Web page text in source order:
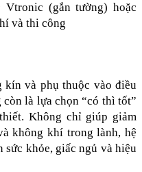
Vtronic (gắn tường) hoặc
và thi công
kín và phụ thuộc vào điều
là lựa chọn “có thì tốt”
Không chỉ giúp giảm
không khí trong lành, hệ
sức khỏe, giấc ngủ và hiệu